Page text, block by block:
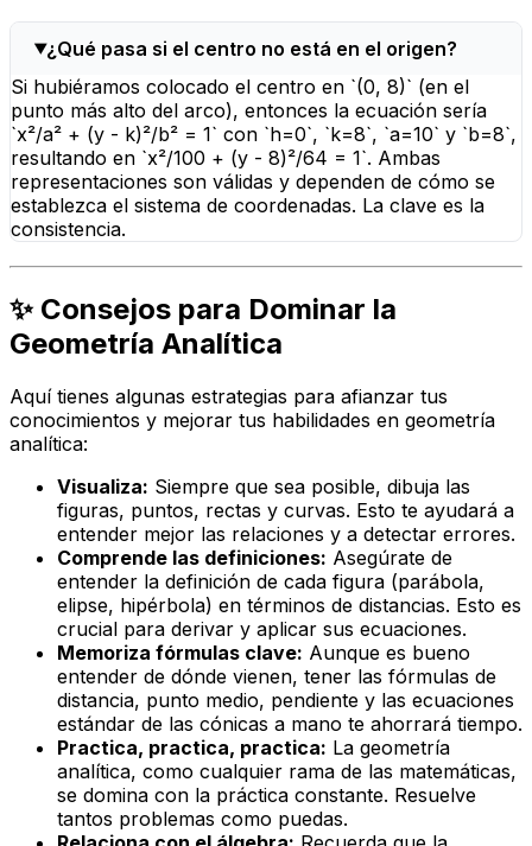
¿Qué pasa si el centro no está en el origen?
Si hubiéramos colocado el centro en `(0, 8)` (en el
punto más alto del arco), entonces la ecuación sería
`x²/a² + (y - k)²/b² = 1` con `h=0`, `k=8`, `a=10` y `b=8`,
resultando en `x²/100 + (y - 8)²/64 = 1`. Ambas
representaciones son válidas y dependen de cómo se
establezca el sistema de coordenadas. La clave es la
consistencia.
✨ Consejos para Dominar la
Geometría Analítica
Aquí tienes algunas estrategias para afianzar tus
conocimientos y mejorar tus habilidades en geometría
analítica:
Visualiza: Siempre que sea posible, dibuja las
figuras, puntos, rectas y curvas. Esto te ayudará a
entender mejor las relaciones y a detectar errores.
Comprende las definiciones: Asegúrate de
entender la definición de cada figura (parábola,
elipse, hipérbola) en términos de distancias. Esto es
crucial para derivar y aplicar sus ecuaciones.
Memoriza fórmulas clave: Aunque es bueno
entender de dónde vienen, tener las fórmulas de
distancia, punto medio, pendiente y las ecuaciones
estándar de las cónicas a mano te ahorrará tiempo.
Practica, practica, practica: La geometría
analítica, como cualquier rama de las matemáticas,
se domina con la práctica constante. Resuelve
tantos problemas como puedas.